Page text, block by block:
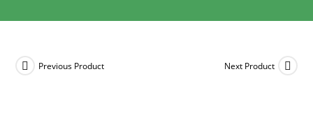
Previous Product Next Product